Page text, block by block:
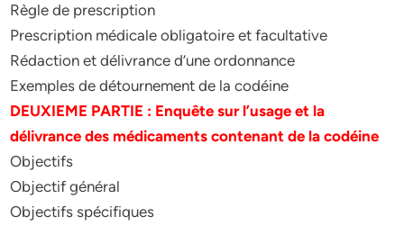
Règle de prescription
Prescription médicale obligatoire et facultative
Rédaction et délivrance d’une ordonnance
Exemples de détournement de la codéine
DEUXIEME PARTIE : Enquête sur l’usage et la
délivrance des médicaments contenant de la codéine
Objectifs
Objectif général
Objectifs spécifiques